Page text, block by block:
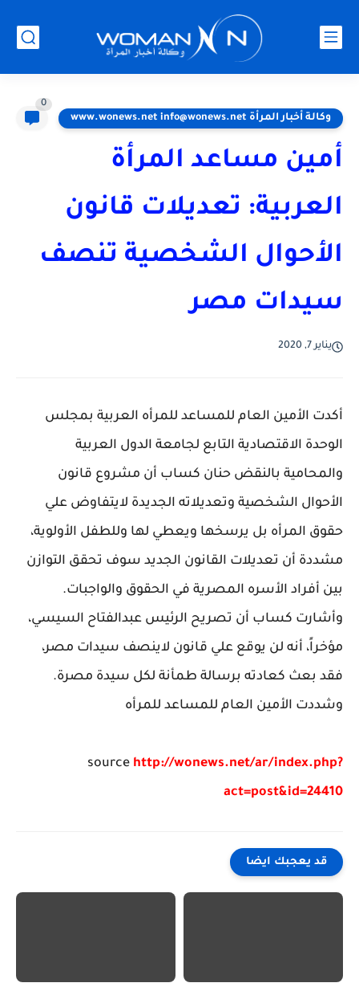
وكالة أخبار المرأة www.wonews.net info@wonews.net
0
أمين مساعد المرأة
العربية: تعديلات قانون
الأحوال الشخصية تنصف
سيدات مصر
يناير 7, 2020
أكدت الأمين العام للمساعد للمرأه العربية بمجلس
الوحدة الاقتصادية التابع لجامعة الدول العربية
والمحامية بالنقض حنان كساب أن مشروع قانون
الأحوال الشخصية وتعديلاته الجديدة لايتفاوض علي
حقوق المرأه بل يرسخها ويعطي لها وللطفل الأولوية،
مشددة أن تعديلات القانون الجديد سوف تحقق التوازن
بين أفراد الأسره المصرية في الحقوق والواجبات.
وأشارت كساب أن تصريح الرئيس عبدالفتاح السيسي،
مؤخراً، أنه لن يوقع علي قانون لاينصف سيدات مصر،
فقد بعث كعادته برسالة طمأنة لكل سيدة مصرة.
وشددت الأمين العام للمساعد للمرأه
source http://wonews.net/ar/index.php?
act=post&id=24410
قد يعجبك ايضا